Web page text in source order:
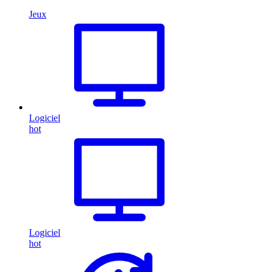
Jeux
Logiciel
hot
Logiciel
hot